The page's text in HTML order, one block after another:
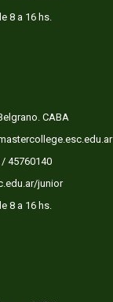
8 a 16 hs.
CABA
45760140
junior
8 a 16 hs.